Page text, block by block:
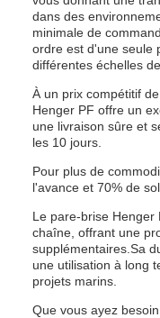
dans des
minimale de
ordre est d'une seule
différentes échelles
À un prix compétitif
Henger PF offre un
une livraison sûre et
les 10 jours.
Pour plus de
l'avance et 70% de
Le pare-brise Henger
chaîne, offrant une
supplémentaires.Sa
une utilisation à long
projets marins.
Que vous ayez